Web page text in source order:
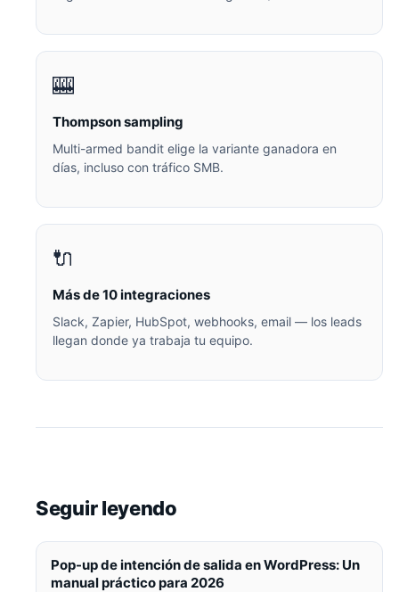
🎰
Thompson sampling
Multi-armed bandit elige la variante ganadora en
días, incluso con tráfico SMB.
🔌
Más de 10 integraciones
Slack, Zapier, HubSpot, webhooks, email — los leads
llegan donde ya trabaja tu equipo.
Seguir leyendo
Pop-up de intención de salida en WordPress: Un
manual práctico para 2026